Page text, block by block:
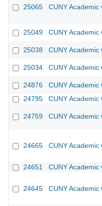
25065 CUNY Academic
25049 CUNY Academic
25038 CUNY Academic
25034 CUNY Academic
24876
CUNY Academic
24795
CUNY Academic
24759 CUNY Academic
24665 CUNY Academic
24651 CUNY Academic
24645 CUNY Academic